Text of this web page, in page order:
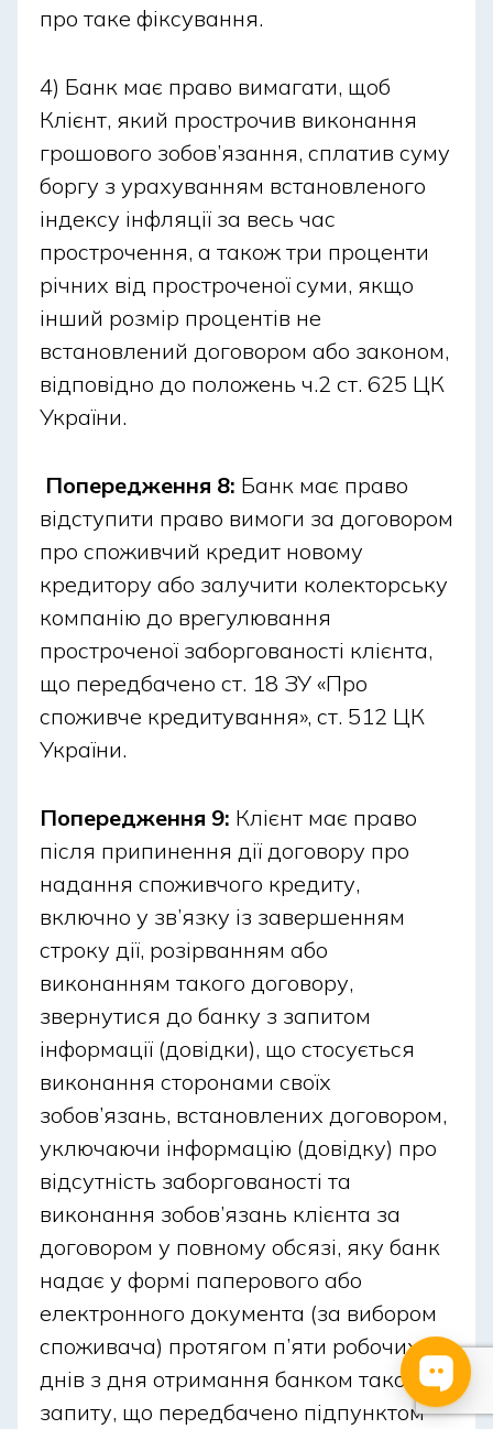
про таке фіксування.
4) Банк має право вимагати, щоб
Клієнт, який прострочив виконання
грошового зобов’язання, сплатив суму
боргу з урахуванням встановленого
індексу інфляції за весь час
прострочення, а також три проценти
річних від простроченої суми, якщо
інший розмір процентів не
встановлений договором або законом,
відповідно до положень ч.2 ст. 625 ЦК
України.
Попередження 8: Банк має право
відступити право вимоги за договором
про споживчий кредит новому
кредитору або залучити колекторську
компанію до врегулювання
простроченої заборгованості клієнта,
що передбачено ст. 18 ЗУ «Про
споживче кредитування», ст. 512 ЦК
України.
Попередження 9: Клієнт має право
після припинення дії договору про
надання споживчого кредиту,
включно у зв’язку із завершенням
строку дії, розірванням або
виконанням такого договору,
звернутися до банку з запитом
інформації (довідки), що стосується
виконання сторонами своїх
зобов’язань, встановлених договором,
уключаючи інформацію (довідку) про
відсутність заборгованості та
виконання зобов’язань клієнта за
договором у повному обсязі, яку банк
надає у формі паперового або
електронного документа (за вибором
споживача) протягом п’яти робочих
днів з дня отримання банком такого
запиту, що передбачено підпунктом